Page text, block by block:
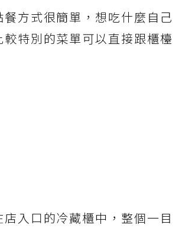
方式很簡單，想吃什麼自己
特別的菜單可以直接跟櫃檯
入口的冷藏櫃中，整個一目